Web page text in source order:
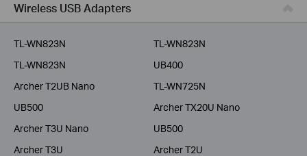
Service Provider
Wireless USB Adapters
TL-WN823N
TL-WN823N
TL-WN823N
UB400
Archer T2UB Nano
TL-WN725N
UB500
Archer TX20U Nano
Archer T3U Nano
UB500
Archer T3U
Archer T2U